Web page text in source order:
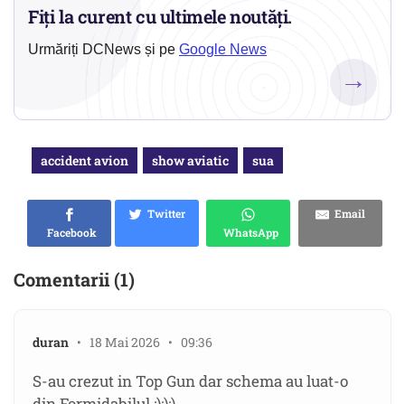
Fiți la curent cu ultimele noutăți.
Urmăriți DCNews și pe Google News
→
accident avion show aviatic sua
Facebook
Twitter
WhatsApp
Email
Comentarii (1)
duran • 18 Mai 2026 • 09:36
S-au crezut in Top Gun dar schema au luat-o